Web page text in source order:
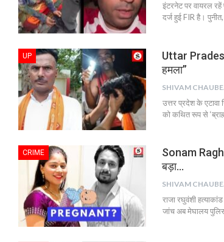
इंटरनेट पर वायरल
दर्ज हुई FIR है।
UP
Uttar
हमला”
उत्तर प्रदेश के
को कथित रूप से
CRIME
Sonam
बड़ा…
राजा रघुवंशी
जांच अब मेघालय